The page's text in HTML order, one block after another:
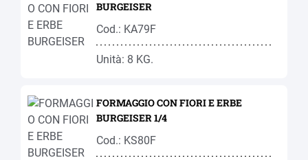
BURGEISER
Cod.: KA79F
Unità: 8 KG.
FORMAGGIO CON FIORI E ERBE
BURGEISER 1/4
Cod.: KS80F